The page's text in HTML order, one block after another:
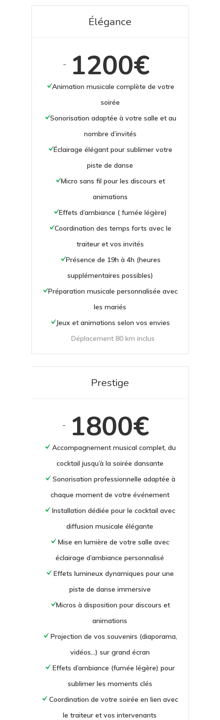
Élégance
-
1200€
Animation musicale complète de votre
soirée
Sonorisation adaptée à votre salle et au
nombre d’invités
Éclairage élégant pour sublimer votre
piste de danse
Micro sans fil pour les discours et
animations
Effets d’ambiance ( fumée légère)
Coordination des temps forts avec le
traiteur et vos invités
Présence de 19h à 4h (heures
supplémentaires possibles)
Préparation musicale personnalisée avec
les mariés
Jeux et animations selon vos envies
Déplacement 80 km inclus
Prestige
-
1800€
Accompagnement musical complet, du
cocktail jusqu’à la soirée dansante
Sonorisation professionnelle adaptée à
chaque moment de votre événement
Installation dédiée pour le cocktail avec
diffusion musicale élégante
Mise en lumière de votre salle avec
éclairage d’ambiance personnalisé
Effets lumineux dynamiques pour une
piste de danse immersive
Micros à disposition pour discours et
animations
Projection de vos souvenirs (diaporama,
vidéos…) sur grand écran
Effets d’ambiance (fumée légère) pour
sublimer les moments clés
Coordination de votre soirée en lien avec
le traiteur et vos intervenants